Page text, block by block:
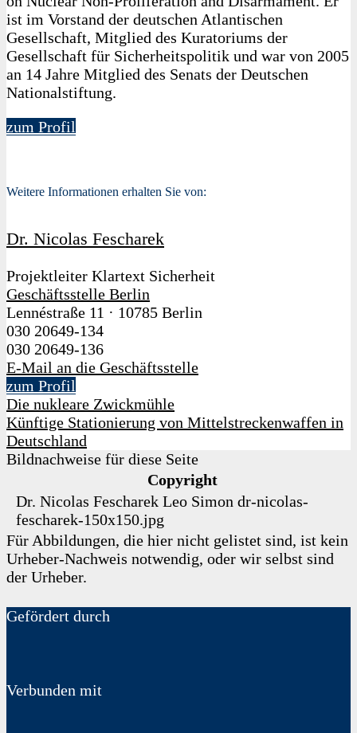
ist im Vorstand der deutschen Atlantischen
Gesellschaft, Mitglied des Kuratoriums der
Gesellschaft für Sicherheitspolitik und war von 2005
an 14 Jahre Mitglied des Senats der Deutschen
Nationalstiftung.
zum Profil
Weitere Informationen erhalten Sie von:
Dr. Nicolas Fescharek
Projektleiter Klartext Sicherheit
Geschäftsstelle Berlin
Lennéstraße 11 · 10785 Berlin
030 20649-134
030 20649-136
E-Mail an die Geschäftsstelle
zum Profil
Die nukleare Zwickmühle
Künftige Stationierung von Mittelstreckenwaffen in
Deutschland
Bildnachweise für diese Seite
Copyright
Dr. Nicolas Fescharek Leo Simon dr-nicolas-
fescharek-150x150.jpg
Für Abbildungen, die hier nicht gelistet sind, ist kein
Urheber-Nachweis notwendig, oder wir selbst sind
der Urheber.
Gefördert durch
Verbunden mit